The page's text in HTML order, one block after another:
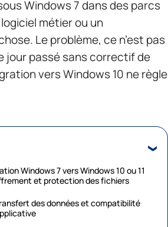
Windows 7 dans des parcs
métier ou un
Le problème, ce n’est pas
jour passé sans correctif de
vers Windows 10 ne règle
Windows 7 vers Windows 10 ou 11
et protection des fichiers
des données et compatibilité